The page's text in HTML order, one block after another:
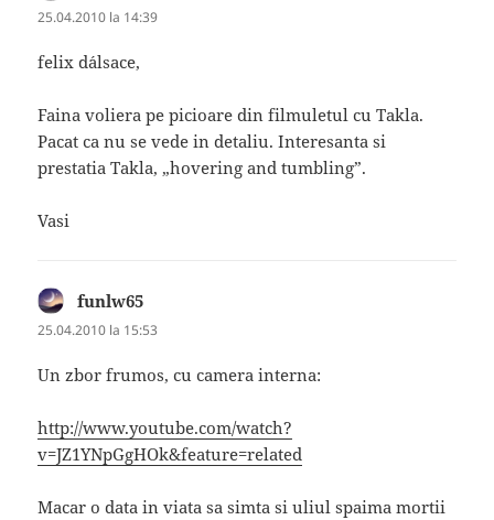
25.04.2010 la 14:39
felix d´alsace,
Faina voliera pe picioare din filmuletul cu Takla.
Pacat ca nu se vede in detaliu. Interesanta si
prestatia Takla, „hovering and tumbling”.
Vasi
funlw65
25.04.2010 la 15:53
Un zbor frumos, cu camera interna:
http://www.youtube.com/watch?
v=JZ1YNpGgHOk&feature=related
Macar o data in viata sa simta si uliul spaima mortii